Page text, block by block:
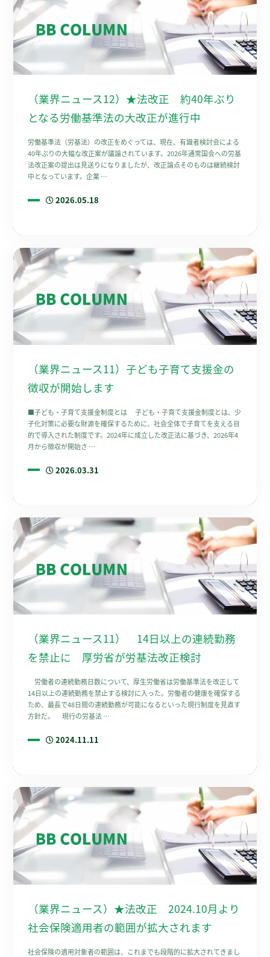
（業界ニュース12）★法改正 約40年ぶり
となる労働基準法の大改正が進行中
労働基準法（労基法）の改正をめぐっては、現在、有識者検討会による
40年ぶりの大幅な改正案が議論されています。2026年通常国会への労基
法改正案の提出は見送りになりましたが、改正論点そのものは継続検討
中となっています。企業 …
2026.05.18
（業界ニュース11）子ども子育て支援金の
徴収が開始します
■子ども・子育て支援金制度とは 子ども・子育て支援金制度とは、少
子化対策に必要な財源を確保するために、社会全体で子育てを支える目
的で導入された制度です。2024年に成立した改正法に基づき、2026年4
月から徴収が開始さ …
2026.03.31
（業界ニュース11） 14日以上の連続勤務
を禁止に 厚労省が労基法改正検討
労働者の連続勤務日数について、厚生労働省は労働基準法を改正して
14日以上の連続勤務を禁止する検討に入った。労働者の健康を確保する
ため、最長で48日間の連続勤務が可能になるといった現行制度を見直す
方針だ。 現行の労基法 …
2024.11.11
（業界ニュース）★法改正 2024.10月より
社会保険適用者の範囲が拡大されます
社会保険の適用対象者の範囲は、これまでも段階的に拡大されてきまし